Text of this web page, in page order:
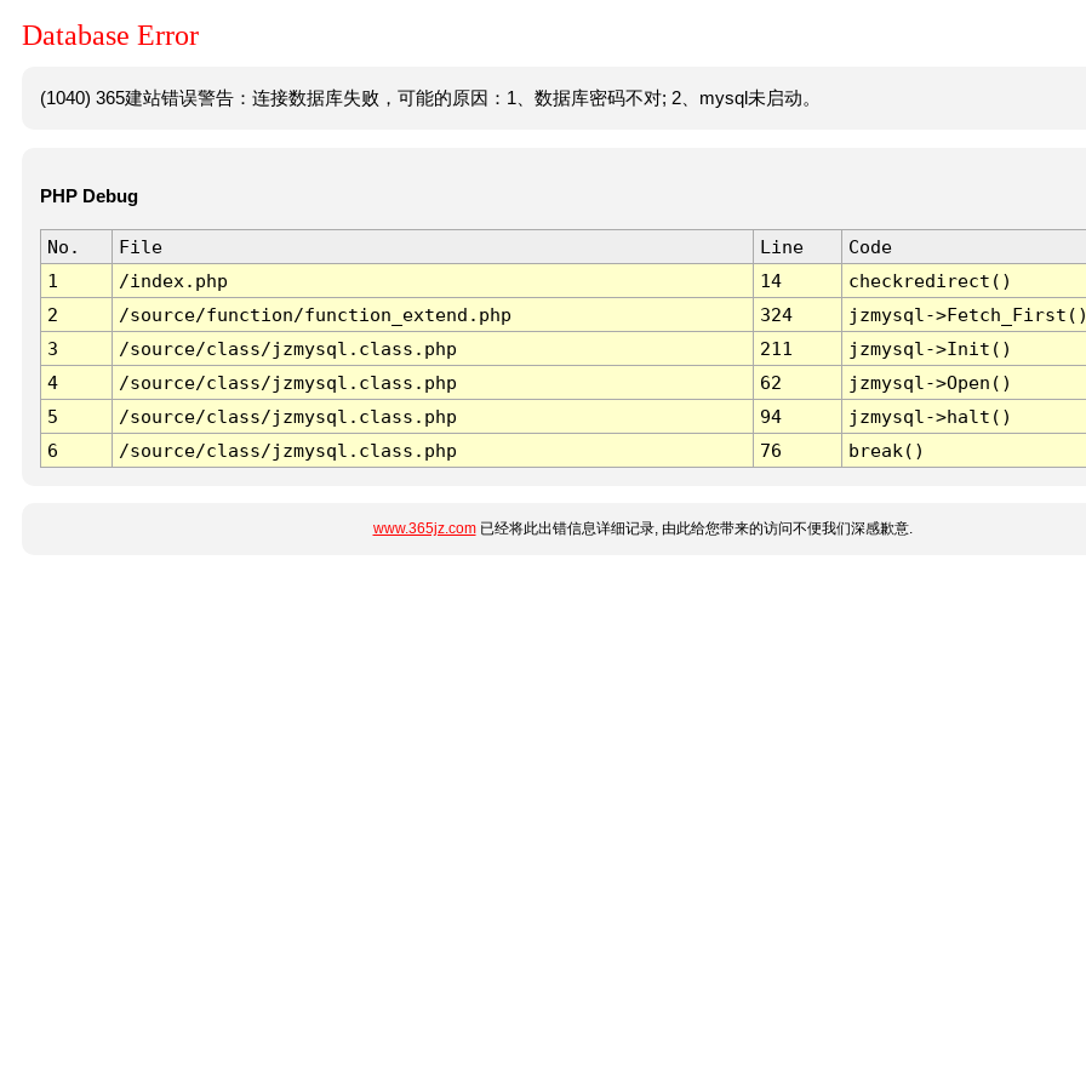
Database Error
(1040) 365建站错误警告：连接数据库失败，可能的原因：1、数据库密码不对; 2、mysql未启动。
PHP Debug
No. File Line
Code
1
/index.php 14
checkredirect()
2
/source/function/function_extend.php 324
jzmysql-
3
/source/class/jzmysql.class.php 211
jzmysql->Init()
4
/source/class/jzmysql.class.php 62
jzmysql->Open()
5
/source/class/jzmysql.class.php 94
jzmysql->halt()
6
/source/class/jzmysql.class.php 76 break()
www.365jz.com已经将此出错信息详细记录, 由此给您带来的访问不便我们深感歉意.